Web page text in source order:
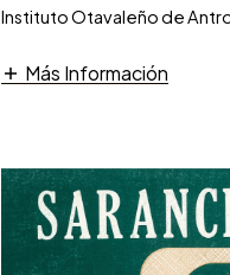
Instituto Otavaleño de
Más Información